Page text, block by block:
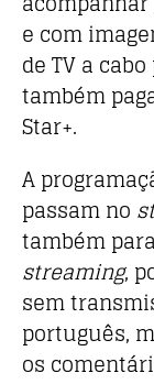
e com
de TV a
também
Star+.
A
passam no
também
streaming,
sem
português,
os